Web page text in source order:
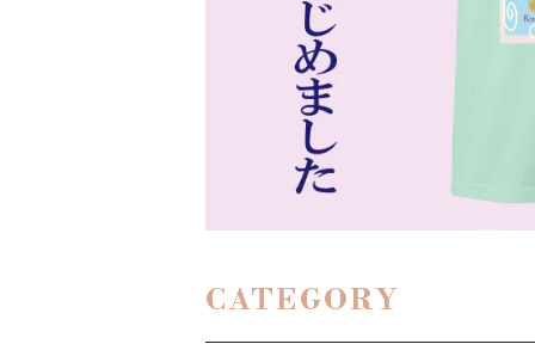
CATEGORY